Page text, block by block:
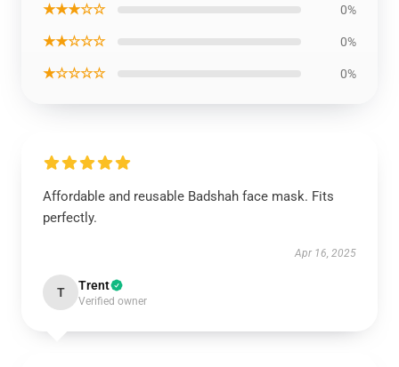
★★★☆☆ 0%
★★☆☆☆ 0%
★☆☆☆☆ 0%
Affordable and reusable Badshah face mask. Fits
perfectly.
Apr 16, 2025
T Trent
Verified owner